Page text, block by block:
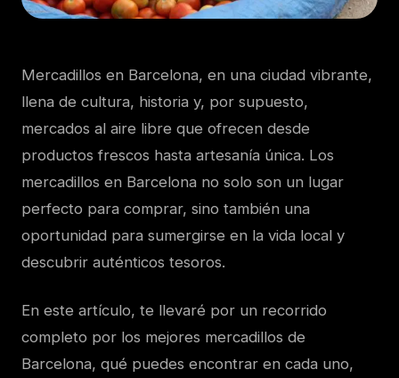
Mercadillos en Barcelona, en una ciudad vibrante,
llena de cultura, historia y, por supuesto,
mercados al aire libre que ofrecen desde
productos frescos hasta artesanía única. Los
mercadillos en Barcelona no solo son un lugar
perfecto para comprar, sino también una
oportunidad para sumergirse en la vida local y
descubrir auténticos tesoros.
En este artículo, te llevaré por un recorrido
completo por los mejores mercadillos de
Barcelona, qué puedes encontrar en cada uno,